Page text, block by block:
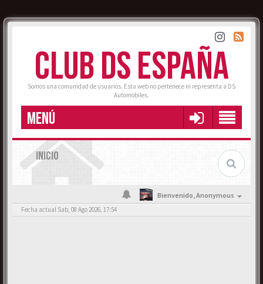
CLUB DS ESPAÑA
Somos una comunidad de usuarios. Esta web no pertenece ni representa a DS
Automobiles.
MENÚ
INICIO
Bienvenido,Anonymous
Fecha actual Sab, 08 Ago 2026, 17:54